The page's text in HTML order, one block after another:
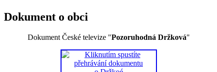
Dokument o obci
Dokument České televize "Pozoruhodná Držková"